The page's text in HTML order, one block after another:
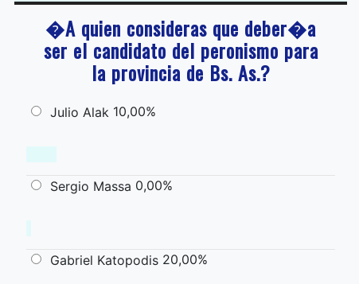
�A quien consideras que deber�a
ser el candidato del peronismo para
la provincia de Bs. As.?
Julio Alak 10,00%
Sergio Massa 0,00%
Gabriel Katopodis 20,00%